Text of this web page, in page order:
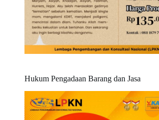
Hukum Pengadaan Barang dan Jasa